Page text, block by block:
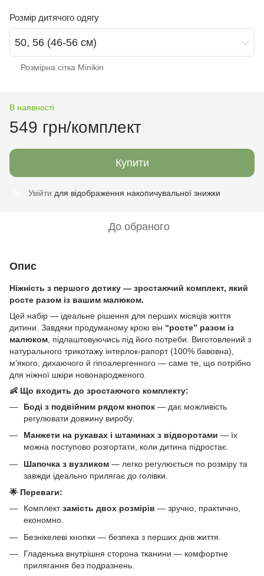
Розмір дитячого одягу
50, 56 (46-56 см)
Розмірна сітка Minikin
В наявності
549 грн/комплект
Купити
Увійти для відображення накопичувальної знижки
До обраного
Опис
Ніжність з першого дотику — зростаючий комплект, який
росте разом із вашим малюком.
Цей набір — ідеальне рішення для перших місяців життя
дитини. Завдяки продуманому крою він “росте” разом із
малюком , підлаштовуючись під його потреби. Виготовлений з
натурального трикотажу інтерлок-рапорт (100% бавовна),
м’якого, дихаючого й гіпоалергенного — саме те, що потрібно
для ніжної шкіри новонародженого.
👶 Що входить до зростаючого комплекту:
Боді з подвійним рядом кнопок — дає можливість
регулювати довжину виробу.
Манжети на рукавах і штанинах з відворотами — їх
можна поступово розгортати, коли дитина підростає.
Шапочка з вузликом — легко регулюється по розміру та
завжди ідеально прилягає до голівки.
🌟 Переваги:
Комплектзамість двох розмірів — зручно, практично,
економно.
Безнікелеві кнопки — безпека з перших днів життя.
Гладенька внутрішня сторона тканини — комфортне
прилягання без подразнень.